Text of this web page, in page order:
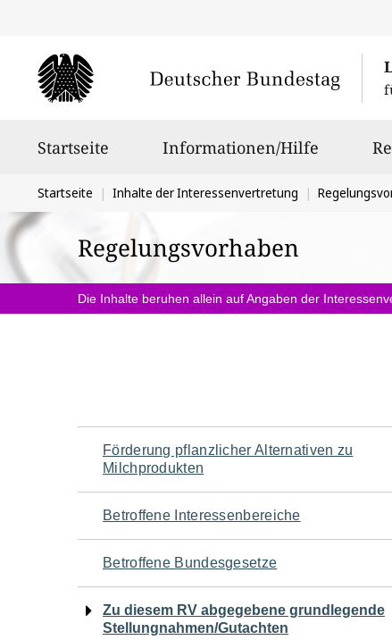
Startseite Informationen/Hilfe
Sie
befinden
sich
hier:
Startseite Inhalte der Interessenvertretung
Regelungsvorhaben
Die Inhalte beruhen allein auf Angaben der
Navigation
für
den
Seiteninhalt
Förderung pflanzlicher Alternativen zu
Milchprodukten
Betroffene Interessenbereiche
Betroffene Bundesgesetze
Zu diesem RV abgegebene grundlegende
Stellungnahmen/Gutachten